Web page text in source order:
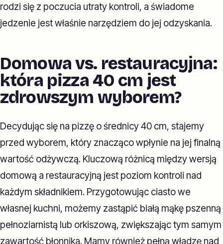
rodzi się z poczucia utraty kontroli, a świadome
jedzenie jest właśnie narzędziem do jej odzyskania.
Domowa vs. restauracyjna:
która pizza 40 cm jest
zdrowszym wyborem?
Decydując się na pizzę o średnicy 40 cm, stajemy
przed wyborem, który znacząco wpłynie na jej finalną
wartość odżywczą. Kluczową różnicą między wersją
domową a restauracyjną jest poziom kontroli nad
każdym składnikiem. Przygotowując ciasto we
własnej kuchni, możemy zastąpić białą mąkę pszenną
pełnoziarnistą lub orkiszową, zwiększając tym samym
zawartość błonnika. Mamy również pełną władzę nad